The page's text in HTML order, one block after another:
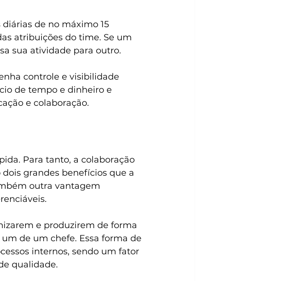
de no máximo 15
atribuições do time. Se um
sua atividade para outro.
controle e visibilidade
de tempo e dinheiro e
e colaboração.
Para tanto, a colaboração
grandes benefícios que a
outra vantagem
e produzirem de forma
de um chefe. Essa forma de
internos, sendo um fator
qualidade.